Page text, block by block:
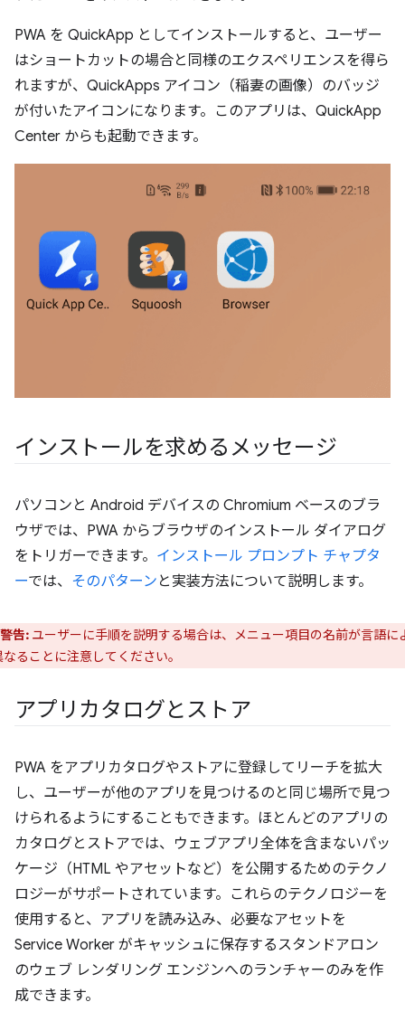
PWA を QuickApp としてインストールすると、ユーザー
はショートカットの場合と同様のエクスペリエンスを得ら
れますが、QuickApps アイコン（稲妻の画像）のバッジ
が付いたアイコンになります。このアプリは、QuickApp
Center からも起動できます。
インストールを求めるメッセージ
パソコンと Android デバイスの Chromium ベースのブラ
ウザでは、PWA からブラウザのインストール ダイアログ
をトリガーできます。 インストール プロンプト チャプタ
ーでは、 そのパターン と実装方法について説明します。
警告: ユーザーに手順を説明する場合は、メニュー項目の名前が言語に
ることに注意してください。
アプリカタログとストア
PWA をアプリカタログやストアに登録してリーチを拡大
し、ユーザーが他のアプリを見つけるのと同じ場所で見つ
けられるようにすることもできます。ほとんどのアプリの
カタログとストアでは、ウェブアプリ全体を含まないパッ
ケージ（HTML やアセットなど）を公開するためのテクノ
ロジーがサポートされています。これらのテクノロジーを
使用すると、アプリを読み込み、必要なアセットを
Service Worker がキャッシュに保存するスタンドアロン
のウェブ レンダリング エンジンへのランチャーのみを作
成できます。